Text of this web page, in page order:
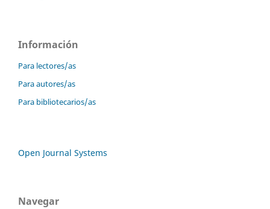
Información
Para lectores/as
Para autores/as
Para bibliotecarios/as
Open Journal Systems
Navegar